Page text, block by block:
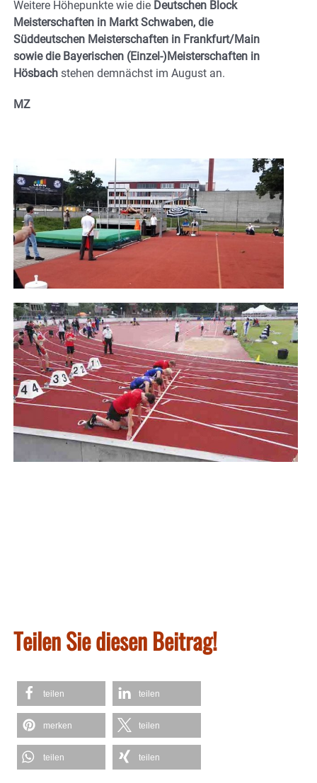
Weitere Höhepunkte wie die Deutschen Block
Meisterschaften in Markt Schwaben, die
Süddeutschen Meisterschaften in Frankfurt/Main
sowie die Bayerischen (Einzel-)Meisterschaften in
Hösbach stehen demnächst im August an.
MZ
Teilen Sie diesen Beitrag!
teilen teilen
merken teilen
teilen teilen